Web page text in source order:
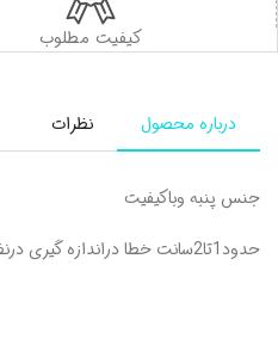
کیفیت مطلوب
درباره محصول نظرات
جنس پنبه وباکیفیت
حدود1تا2سانت خطا دراندازه گیری درنظربگیرید.